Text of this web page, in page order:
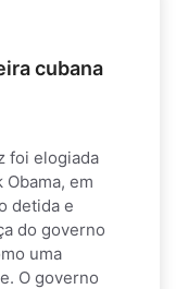
cubana
foi elogiada
em
detida e
do governo
uma
O governo